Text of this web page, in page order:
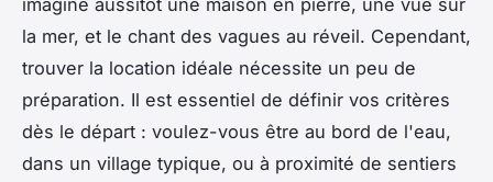
la mer, et le chant des vagues au réveil. Cependant,
trouver la location idéale nécessite un peu de
préparation. Il est essentiel de définir vos critères
dès le départ : voulez-vous être au bord de l'eau,
dans un village typique, ou à proximité de sentiers